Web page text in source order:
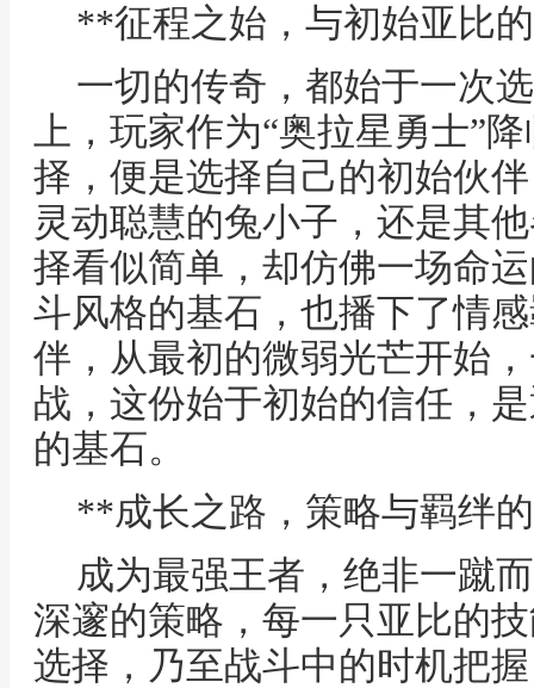
**征程之始，与初始亚比
一切的传奇，都始于一次
上，玩家作为“奥拉星勇士”
择，便是选择自己的初始伙
灵动聪慧的兔小子，还是其
择看似简单，却仿佛一场命
斗风格的基石，也播下了情
伴，从最初的微弱光芒开始
战，这份始于初始的信任，
的基石。
**成长之路，策略与羁绊
成为最强王者，绝非一蹴
深邃的策略，每一只亚比的
选择，乃至战斗中的时机把